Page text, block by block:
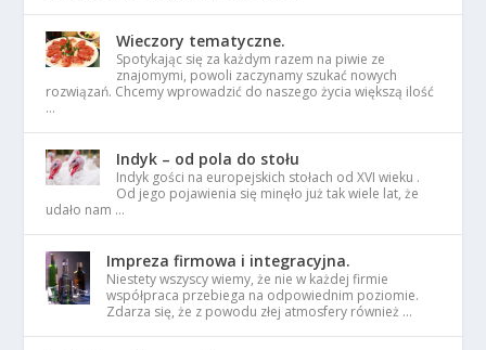
Wieczory tematyczne.
Spotykając się za każdym razem na piwie ze
znajomymi, powoli zaczynamy szukać nowych
rozwiązań. Chcemy wprowadzić do naszego życia większą ilość
…
Indyk – od pola do stołu
Indyk gości na europejskich stołach od XVI wieku .
Od jego pojawienia się minęło już tak wiele lat, że
udało nam …
Impreza firmowa i integracyjna.
Niestety wszyscy wiemy, że nie w każdej firmie
współpraca przebiega na odpowiednim poziomie.
Zdarza się, że z powodu złej atmosfery również …